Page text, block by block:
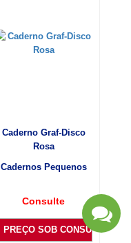
Caderno Graf-Disco
Rosa
Cadernos Pequenos
Consulte
PREÇO SOB CONSULTA